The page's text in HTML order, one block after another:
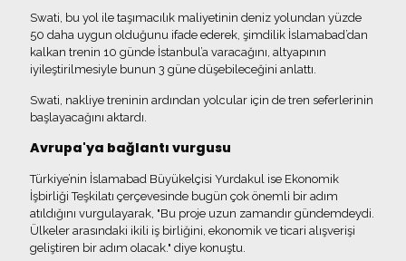
Swati, bu yol ile taşımacılık maliyetinin deniz yolundan yüzde
50 daha uygun olduğunu ifade ederek, şimdilik İslamabad’dan
kalkan trenin 10 günde İstanbul’a varacağını, altyapının
iyileştirilmesiyle bunun 3 güne düşebileceğini anlattı.
Swati, nakliye treninin ardından yolcular için de tren seferlerinin
başlayacağını aktardı.
Avrupa'ya bağlantı vurgusu
Türkiye’nin İslamabad Büyükelçisi Yurdakul ise Ekonomik
İşbirliği Teşkilatı çerçevesinde bugün çok önemli bir adım
atıldığını vurgulayarak, "Bu proje uzun zamandır gündemdeydi.
Ülkeler arasındaki ikili iş birliğini, ekonomik ve ticari alışverişi
geliştiren bir adım olacak." diye konuştu.